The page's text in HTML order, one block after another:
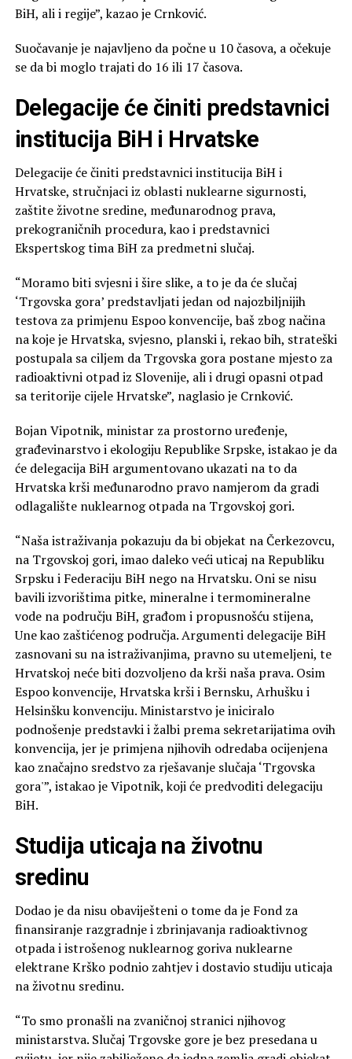
BiH, ali i regije”, kazao je Crnković.
Suočavanje je najavljeno da počne u 10 časova, a očekuje
se da bi moglo trajati do 16 ili 17 časova.
Delegacije će činiti predstavnici
institucija BiH i Hrvatske
Delegacije će činiti predstavnici institucija BiH i
Hrvatske, stručnjaci iz oblasti nuklearne sigurnosti,
zaštite životne sredine, međunarodnog prava,
prekograničnih procedura, kao i predstavnici
Ekspertskog tima BiH za predmetni slučaj.
“Moramo biti svjesni i šire slike, a to je da će slučaj
‘Trgovska gora’ predstavljati jedan od najozbiljnijih
testova za primjenu Espoo konvencije, baš zbog načina
na koje je Hrvatska, svjesno, planski i, rekao bih, strateški
postupala sa ciljem da Trgovska gora postane mjesto za
radioaktivni otpad iz Slovenije, ali i drugi opasni otpad
sa teritorije cijele Hrvatske”, naglasio je Crnković.
Bojan Vipotnik, ministar za prostorno uređenje,
građevinarstvo i ekologiju Republike Srpske, istakao je da
će delegacija BiH argumentovano ukazati na to da
Hrvatska krši međunarodno pravo namjerom da gradi
odlagalište nuklearnog otpada na Trgovskoj gori.
“Naša istraživanja pokazuju da bi objekat na Čerkezovcu,
na Trgovskoj gori, imao daleko veći uticaj na Republiku
Srpsku i Federaciju BiH nego na Hrvatsku. Oni se nisu
bavili izvorištima pitke, mineralne i termomineralne
vode na području BiH, građom i propusnošću stijena,
Une kao zaštićenog područja. Argumenti delegacije BiH
zasnovani su na istraživanjima, pravno su utemeljeni, te
Hrvatskoj neće biti dozvoljeno da krši naša prava. Osim
Espoo konvencije, Hrvatska krši i Bernsku, Arhušku i
Helsinšku konvenciju. Ministarstvo je iniciralo
podnošenje predstavki i žalbi prema sekretarijatima ovih
konvencija, jer je primjena njihovih odredaba ocijenjena
kao značajno sredstvo za rješavanje slučaja ‘Trgovska
gora'”, istakao je Vipotnik, koji će predvoditi delegaciju
BiH.
Studija uticaja na životnu
sredinu
Dodao je da nisu obaviješteni o tome da je Fond za
finansiranje razgradnje i zbrinjavanja radioaktivnog
otpada i istrošenog nuklearnog goriva nuklearne
elektrane Krško podnio zahtjev i dostavio studiju uticaja
na životnu sredinu.
“To smo pronašli na zvaničnoj stranici njihovog
ministarstva. Slučaj Trgovske gore je bez presedana u